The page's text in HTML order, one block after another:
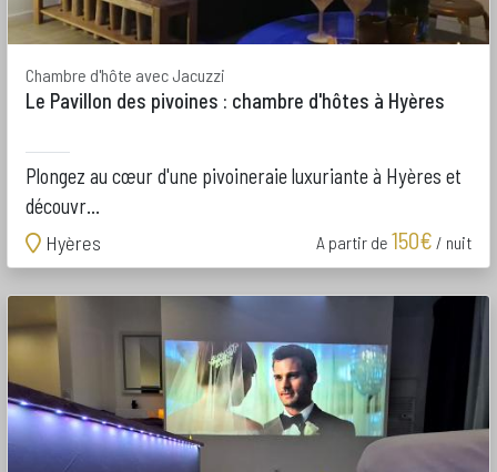
Chambre d'hôte avec Jacuzzi
Le Pavillon des pivoines : chambre d'hôtes à Hyères
Plongez au cœur d'une pivoineraie luxuriante à Hyères et
découvr...
Hyères
A partir de 150€ / nuit